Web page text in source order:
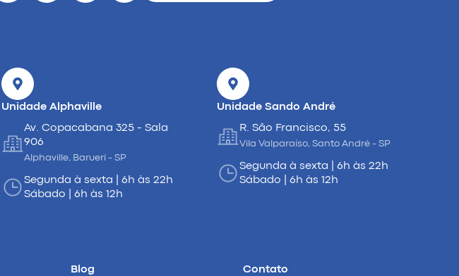
Unidade Alphaville
Av. Copacabana 325 - Sala
906
Alphaville, Barueri - SP
Segunda à sexta | 6h às 22h
Sábado | 6h às 12h
Unidade Sando André
R. São Francisco, 55
Vila Valparaíso, Santo André - SP
Segunda à sexta | 6h às 22h
Sábado | 6h às 12h
Blog
Contato